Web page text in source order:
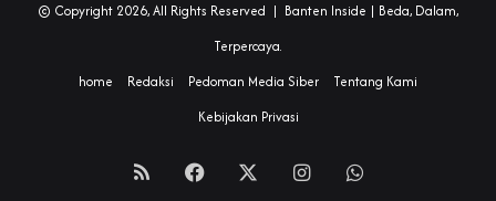
© Copyright 2026, All Rights Reserved | Banten Inside | Beda, Dalam,
Terpercaya.
home
Redaksi Pedoman Media Siber
Tentang Kami
Kebijakan Privasi
RSS Facebook InstagramWhatsApp